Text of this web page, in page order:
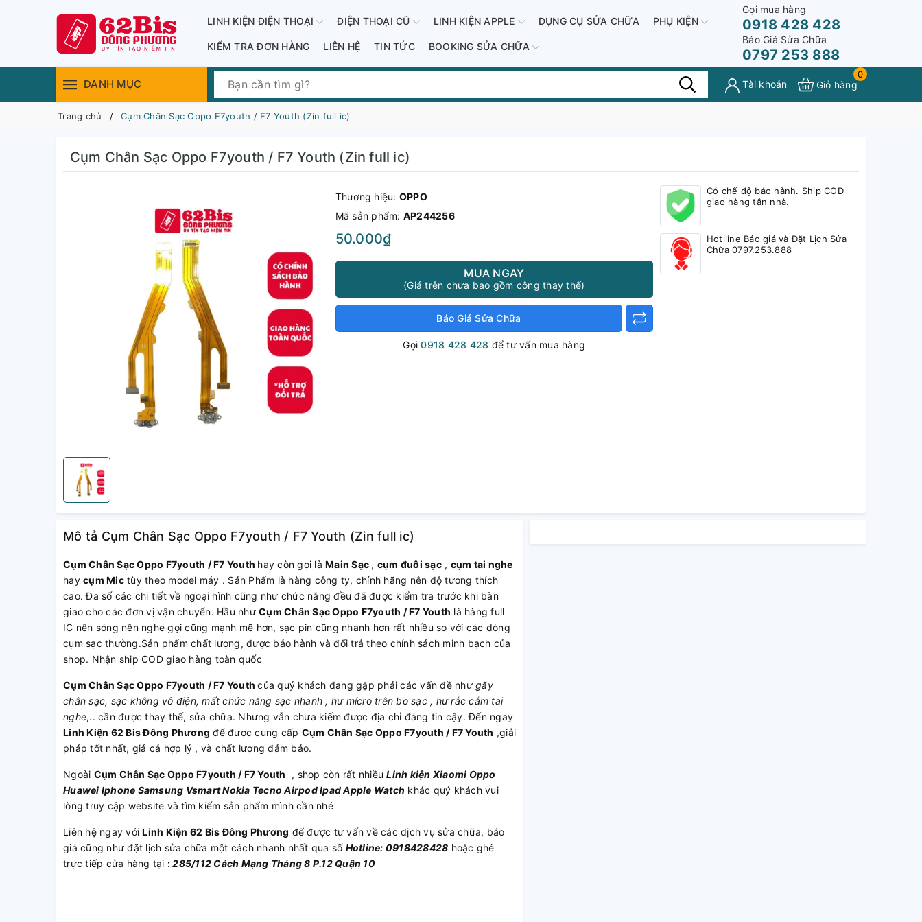
LINH KIỆN ĐIỆN THOẠI ĐIỆN THOẠI CŨ LINH KIỆN APPLE DỤNG CỤ SỬA CHỮA PHỤ KIỆN
KIỂM TRA ĐƠN HÀNG LIÊN HỆ TIN TỨC BOOKING SỬA CHỮA
Gọi mua hàng
0918 428 428
Báo Giá Sửa Chữa
0797 253 888
DANH MỤC Tài khoản
0
Giỏ hàng
Trang chủ Cụm Chân Sạc Oppo F7youth / F7 Youth (Zin full ic)
Cụm Chân Sạc Oppo F7youth / F7 Youth (Zin full ic)
Thương hiệu: OPPO
Mã sản phẩm: AP244256
50.000₫
MUA NGAY
(Giá trên chưa bao gồm công thay thế)
Báo Giá Sửa Chữa
Gọi0918 428 428 để tư vấn mua hàng
Có chế độ bảo hành. Ship COD
giao hàng tận nhà.
Hotlline Báo giá và Đặt Lịch Sửa
Chữa 0797.253.888
Mô tả Cụm Chân Sạc Oppo F7youth / F7 Youth (Zin full ic)
Cụm Chân Sạc Oppo F7youth / F7 Youth hay còn gọi là Main Sạc , cụm đuôi sạc, cụm tai nghe
hay cụm Mictùy theo model máy . Sản Phẩm là hàng công ty, chính hãng nên độ tương thích
cao. Đa số các chi tiết về ngoại hình cũng như chức năng đều đã được kiểm tra trước khi bàn
giao cho các đơn vị vận chuyển. Hầu như Cụm Chân Sạc Oppo F7youth / F7 Youth là hàng full
IC nên sóng nên nghe gọi cũng mạnh mẽ hơn, sạc pin cũng nhanh hơn rất nhiều so với các dòng
cụm sạc thường.Sản phẩm chất lượng, được bảo hành và đổi trả theo chính sách minh bạch của
shop. Nhận ship COD giao hàng toàn quốc
Cụm Chân Sạc Oppo F7youth / F7 Youthcủa quý khách đang gặp phải các vấn đề như gãy
chân sạc, sạc không vô điện, mất chức năng sạc nhanh , hư mícro trên bo sạc , hư rắc cắm tai
nghe,.. cần được thay thế, sửa chữa. Nhưng vẫn chưa kiếm được địa chỉ đáng tin cậy. Đến ngay
Linh Kiện 62 Bis Đông Phương để được cung cấp Cụm Chân Sạc Oppo F7youth / F7 Youth ,giải
pháp tốt nhất, giá cả hợp lý , và chất lượng đảm bảo.
Ngoài Cụm Chân Sạc Oppo F7youth / F7 Youth , shop còn rất nhiềuLinh kiện Xiaomi Oppo
Huawei Iphone Samsung VsmartNokia Tecno AirpodIpadApple Watch khác quý khách vui
lòng truy cập website và tìm kiếm sản phẩm mình cần nhé
Liên hệ ngay vớiLinh Kiện 62 Bis Đông Phương để được tư vấn về các dịch vụ sửa chữa, báo
giá cũng như đặt lịch sửa chữa một cách nhanh nhất qua số Hotline: 0918428428 hoặc ghé
trực tiếp cửa hàng tại :285/112 Cách Mạng Tháng 8 P.12 Quận 10